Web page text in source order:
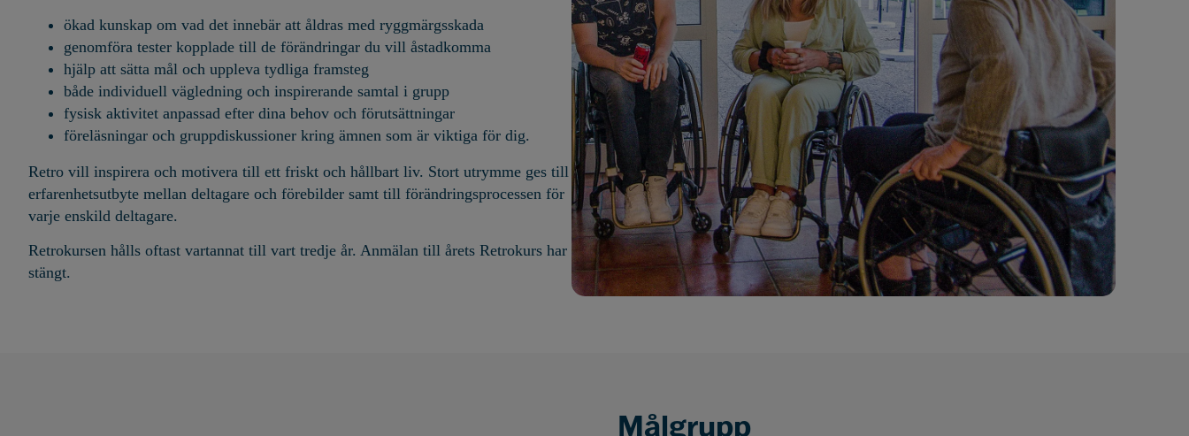
ökad kunskap om vad det innebär att åldras med ryggmärgsskada
genomföra tester kopplade till de förändringar du vill åstadkomma
hjälp att sätta mål och uppleva tydliga framsteg
både individuell vägledning och inspirerande samtal i grupp
fysisk aktivitet anpassad efter dina behov och förutsättningar
föreläsningar och gruppdiskussioner kring ämnen som är viktiga för dig.
Retro vill inspirera och motivera till ett friskt och hållbart liv. Stort utrymme ges till
erfarenhetsutbyte mellan deltagare och förebilder samt till förändringsprocessen för
varje enskild deltagare.
Retrokursen hålls oftast vartannat till vart tredje år. Anmälan till årets Retrokurs har
stängt.
Målgrupp